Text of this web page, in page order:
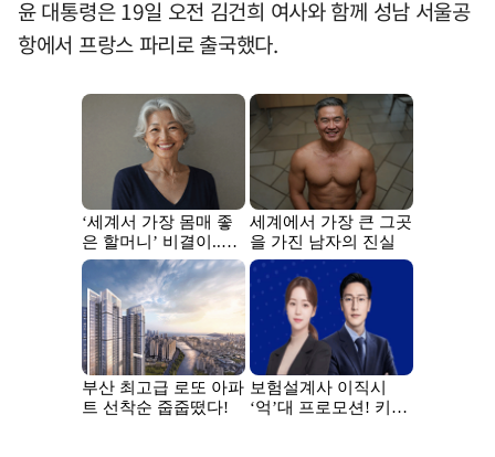
윤 대통령은 19일 오전 김건희 여사와 함께 성남 서울공
항에서 프랑스 파리로 출국했다.